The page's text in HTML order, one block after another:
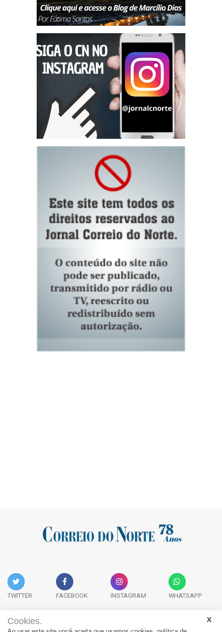
TWITTER FACEBOOK INSTAGRAM WHATSAPP
Cookies.